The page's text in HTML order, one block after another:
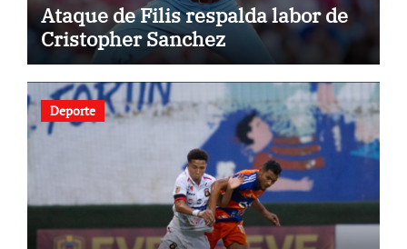
Ataque de Filis respalda labor de
Cristopher Sanchez
Deporte